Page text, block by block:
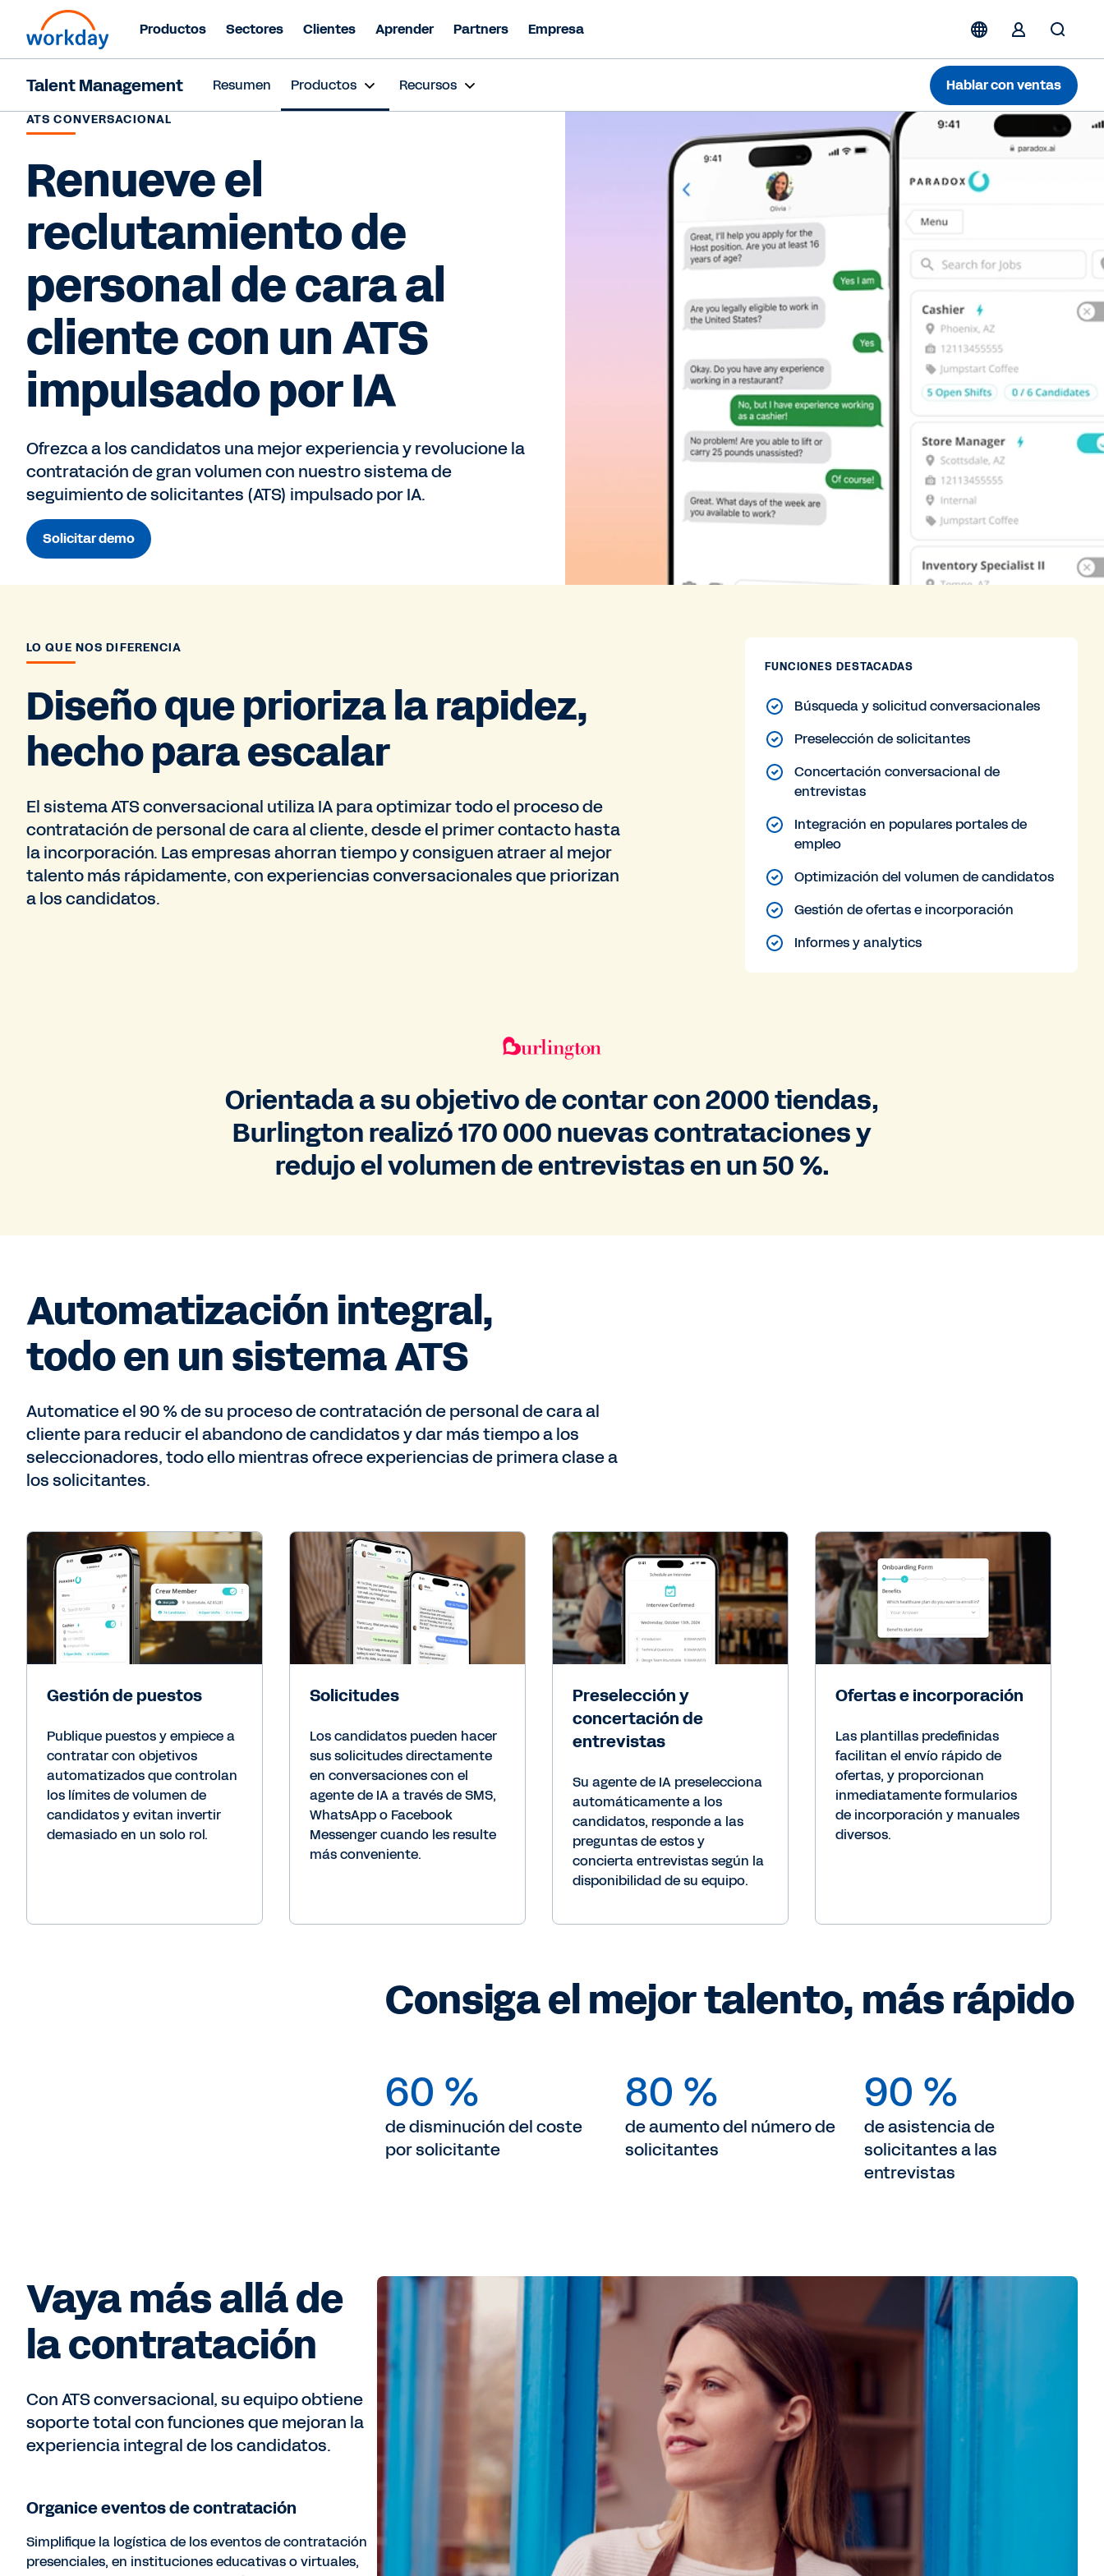
Productos Sectores Clientes Aprender Partners Empresa
Talent Management Resumen Productos Recursos Hablar con ventas
ATS CONVERSACIONAL
Renueve el
reclutamiento de
personal de cara al
cliente con un ATS
impulsado por IA
Ofrezca a los candidatos una mejor experiencia y revolucione la
contratación de gran volumen con nuestro sistema de
seguimiento de solicitantes (ATS) impulsado por IA.
Solicitar demo
LO QUE NOS DIFERENCIA
Diseño que prioriza la rapidez,
hecho para escalar
El sistema ATS conversacional utiliza IA para optimizar todo el proceso de
contratación de personal de cara al cliente, desde el primer contacto hasta
la incorporación. Las empresas ahorran tiempo y consiguen atraer al mejor
talento más rápidamente, con experiencias conversacionales que priorizan
a los candidatos.
FUNCIONES DESTACADAS
Búsqueda y solicitud conversacionales
Preselección de solicitantes
Concertación conversacional de
entrevistas
Integración en populares portales de
empleo
Optimización del volumen de candidatos
Gestión de ofertas e incorporación
Informes y analytics
Orientada a su objetivo de contar con 2000 tiendas,
Burlington realizó 170 000 nuevas contrataciones y
redujo el volumen de entrevistas en un 50 %.
Automatización integral,
todo en un sistema ATS
Automatice el 90 % de su proceso de contratación de personal de cara al
cliente para reducir el abandono de candidatos y dar más tiempo a los
seleccionadores, todo ello mientras ofrece experiencias de primera clase a
los solicitantes.
Gestión de puestos
Publique puestos y empiece a
contratar con objetivos
automatizados que controlan
los límites de volumen de
candidatos y evitan invertir
demasiado en un solo rol.
Solicitudes
Los candidatos pueden hacer
sus solicitudes directamente
en conversaciones con el
agente de IA a través de SMS,
WhatsApp o Facebook
Messenger cuando les resulte
más conveniente.
Preselección y
concertación de
entrevistas
Su agente de IA preselecciona
automáticamente a los
candidatos, responde a las
preguntas de estos y
concierta entrevistas según la
disponibilidad de su equipo.
Ofertas e incorporación
Las plantillas predefinidas
facilitan el envío rápido de
ofertas, y proporcionan
inmediatamente formularios
de incorporación y manuales
diversos.
Consiga el mejor talento, más rápido
60 %
de disminución del coste
por solicitante
80 %
de aumento del número de
solicitantes
90 %
de asistencia de
solicitantes a las
entrevistas
Vaya más allá de
la contratación
Con ATS conversacional, su equipo obtiene
soporte total con funciones que mejoran la
experiencia integral de los candidatos.
Organice eventos de contratación
Simplifique la logística de los eventos de contratación
presenciales, en instituciones educativas o virtuales,